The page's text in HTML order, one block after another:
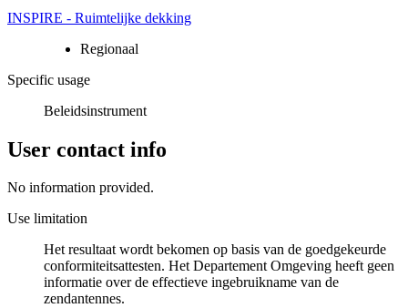
INSPIRE - Ruimtelijke dekking
Regionaal
Specific usage
Beleidsinstrument
User contact info
No information provided.
Use limitation
Het resultaat wordt bekomen op basis van de goedgekeurde
conformiteitsattesten. Het Departement Omgeving heeft geen
informatie over de effectieve ingebruikname van de
zendantennes.